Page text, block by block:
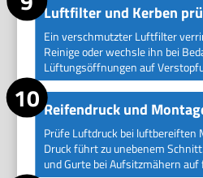
Luftfilter und Kerben
Ein verschmutzter Luftfilter
Reinige oder wechsle ihn bei
Lüftungsöffnungen auf
Reifendruck und
Prüfe Luftdruck bei luftbereiften
Druck führt zu unebenem
und Gurte bei Aufsitzmähern auf